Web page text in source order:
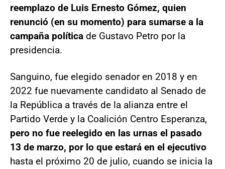
reemplazo de Luis Ernesto Gómez, quien
renunció (en su momento) para sumarse a la
campaña política de Gustavo Petro por la
presidencia.
Sanguino, fue elegido senador en 2018 y en
2022 fue nuevamente candidato al Senado de
la República a través de la alianza entre el
Partido Verde y la Coalición Centro Esperanza,
pero no fue reelegido en las urnas el pasado
13 de marzo, por lo que estará en el ejecutivo
hasta el próximo 20 de julio, cuando se inicia la